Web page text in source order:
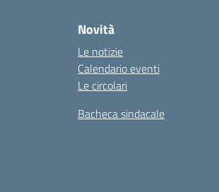
Novità
Le notizie
Calendario eventi
Le circolari
Bacheca sindacale